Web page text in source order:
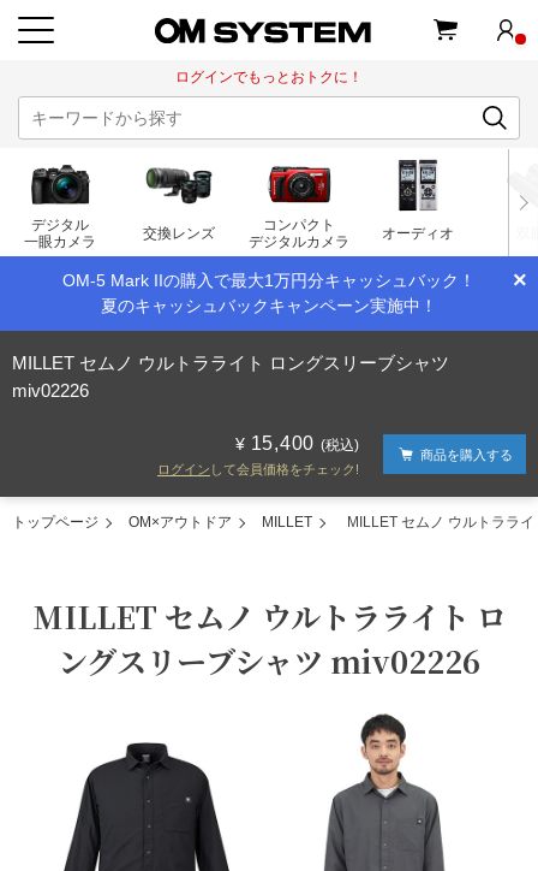
ログインでもっとおトクに！
デジタル
一眼カメラ
交換レンズ
コンパクト
デジタルカメラ
オーディオ
×
OM-5 Mark IIの購入で最大1万円分キャッシュバック！
夏のキャッシュバックキャンペーン実施中！
MILLET セムノ ウルトラライト ロングスリーブシャツ
miv02226
15,400 (税込)
ログイン して会員価格をチェック!
商品を購入する
トップページ OM×アウトドア MILLET MILLET セムノ ウルトララ
MILLET セムノ ウルトラライト ロ
ングスリーブシャツ miv02226